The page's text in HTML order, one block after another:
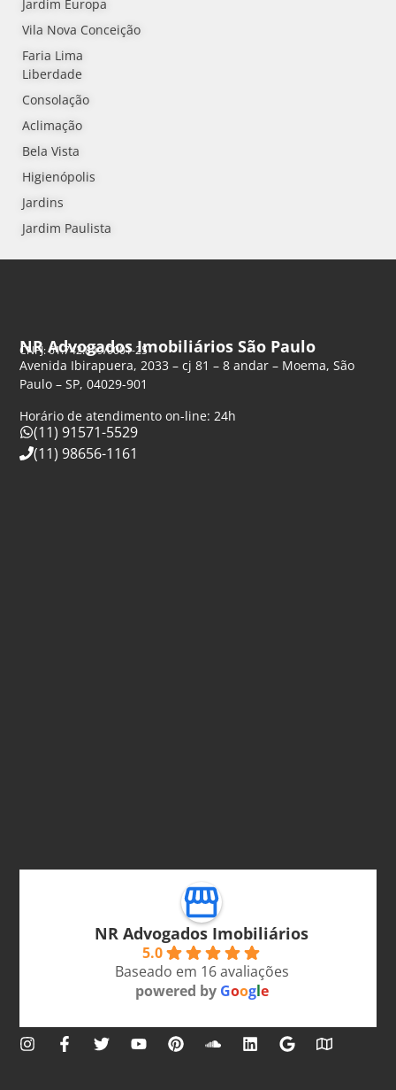
Jardim Europa
Vila Nova Conceição
Faria Lima
Liberdade
Consolação
Aclimação
Bela Vista
Higienópolis
Jardins
Jardim Paulista
NR Advogados Imobiliários São Paulo
CNPJ: 61.742.849/0001-25
Avenida Ibirapuera, 2033 – cj 81 – 8 andar – Moema, São
Paulo – SP, 04029-901
Horário de atendimento on-line: 24h
(11) 91571-5529
(11) 98656-1161
NR Advogados Imobiliários
5.0
Baseado em 16 avaliações
powered by Google